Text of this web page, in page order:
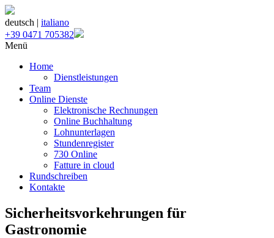
deutsch | italiano
+39 0471 705382
Menü
Home
Dienstleistungen
Team
Online Dienste
Elektronische Rechnungen
Online Buchhaltung
Lohnunterlagen
Stundenregister
730 Online
Fatture in cloud
Rundschreiben
Kontakte
Sicherheitsvorkehrungen für
Gastronomie